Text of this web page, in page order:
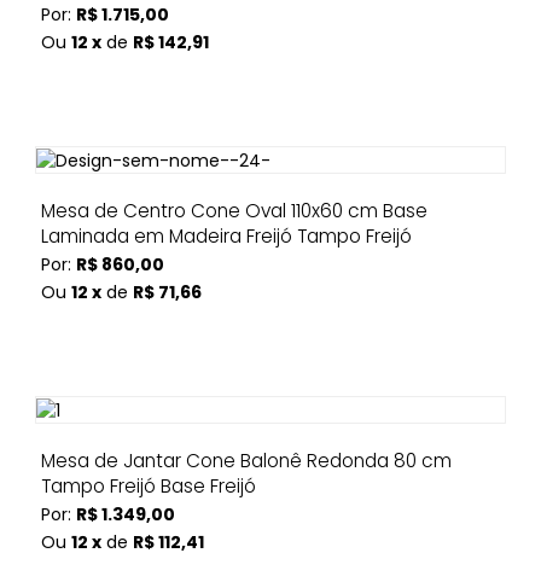
Por: R$ 1.715,00
Ou 12 x de R$ 142,91
Mesa de Centro Cone Oval 110x60 cm Base
Laminada em Madeira Freijó Tampo Freijó
Por: R$ 860,00
Ou 12 x de R$ 71,66
Mesa de Jantar Cone Balonê Redonda 80 cm
Tampo Freijó Base Freijó
Por: R$ 1.349,00
Ou 12 x de R$ 112,41